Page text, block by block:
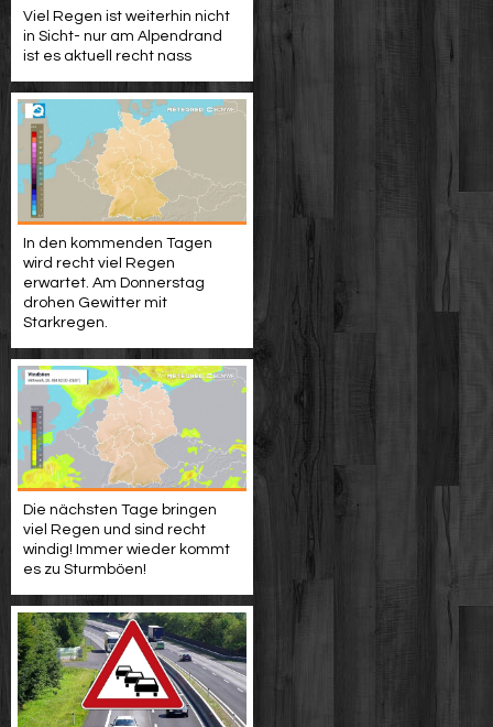
Viel Regen ist weiterhin nicht
in Sicht- nur am Alpendrand
ist es aktuell recht nass
In den kommenden Tagen
wird recht viel Regen
erwartet. Am Donnerstag
drohen Gewitter mit
Starkregen.
Die nächsten Tage bringen
viel Regen und sind recht
windig! Immer wieder kommt
es zu Sturmböen!